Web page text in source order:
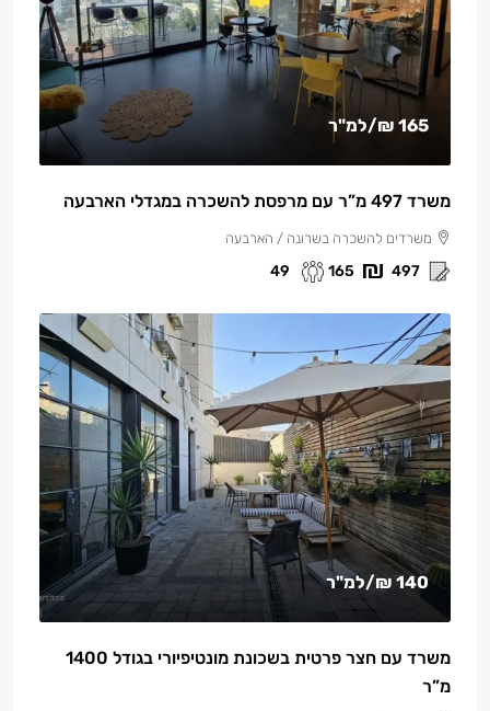
165 ₪ /למ"ר
משרד 497 מ”ר עם מרפסת להשכרה במגדלי הארבעה
משרדים להשכרה בשרונה / הארבעה
497
165
49
140 ₪ /למ"ר
משרד עם חצר פרטית בשכונת מונטיפיורי בגודל 1400
מ”ר